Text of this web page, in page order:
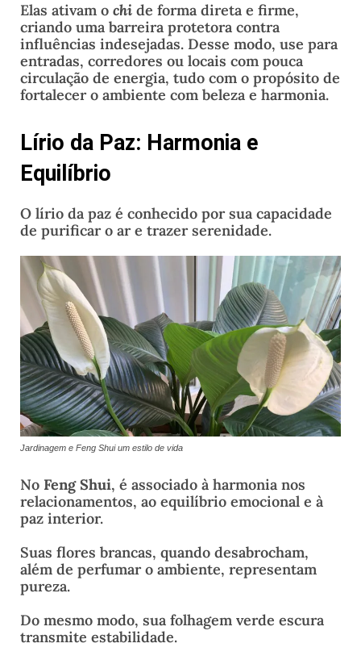
Elas ativam o chi de forma direta e firme,
criando uma barreira protetora contra
influências indesejadas. Desse modo, use para
entradas, corredores ou locais com pouca
circulação de energia, tudo com o propósito de
fortalecer o ambiente com beleza e harmonia.
Lírio da Paz: Harmonia e
Equilíbrio
O lírio da paz é conhecido por sua capacidade
de purificar o ar e trazer serenidade.
Jardinagem e Feng Shui um estilo de vida
No Feng Shui, é associado à harmonia nos
relacionamentos, ao equilíbrio emocional e à
paz interior.
Suas flores brancas, quando desabrocham,
além de perfumar o ambiente, representam
pureza.
Do mesmo modo, sua folhagem verde escura
transmite estabilidade.